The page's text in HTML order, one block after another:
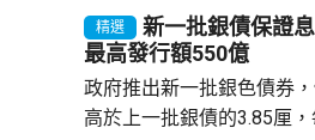
精選
新一批銀債保證
最高發行額550億
政府推出新一批銀色債券
高於上一批銀債的3.85厘，